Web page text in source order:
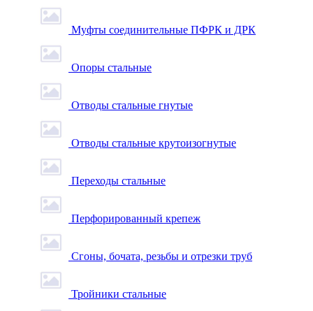
Муфты соединительные ПФРК и ДРК
Опоры стальные
Отводы стальные гнутые
Отводы стальные крутоизогнутые
Переходы стальные
Перфорированный крепеж
Сгоны, бочата, резьбы и отрезки труб
Тройники стальные